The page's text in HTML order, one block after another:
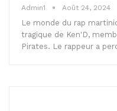
Admin1 Août 24, 2024
Le monde du rap
tragique de Ken'D,
Pirates. Le rappeur a